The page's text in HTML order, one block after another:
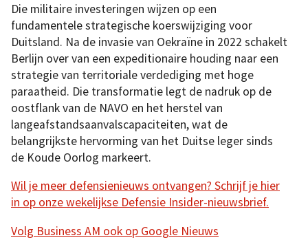
Die militaire investeringen wijzen op een
fundamentele strategische koerswijziging voor
Duitsland. Na de invasie van Oekraïne in 2022 schakelt
Berlijn over van een expeditionaire houding naar een
strategie van territoriale verdediging met hoge
paraatheid. Die transformatie legt de nadruk op de
oostflank van de NAVO en het herstel van
langeafstandsaanvalscapaciteiten, wat de
belangrijkste hervorming van het Duitse leger sinds
de Koude Oorlog markeert.
Wil je meer defensienieuws ontvangen? Schrijf je hier
in op onze wekelijkse Defensie Insider-nieuwsbrief.
Volg Business AM ook op Google Nieuws